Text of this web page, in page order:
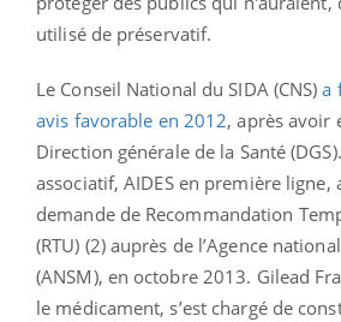
utilisé de préservatif.
Le Conseil National du SIDA (CNS)a
avis favorable en 2012, après avoir
Direction générale de la Santé
associatif, AIDES en première
demande de Recommandation
(RTU) (2) auprès de l’Agence
(ANSM), en octobre 2013. Gilead
le médicament, s’est chargé de